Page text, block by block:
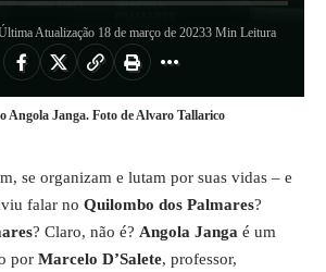
Atualização 18 de março de 20233 Min Leitura
Angola Janga. Foto de Alvaro Tallarico
se organizam e lutam por suas vidas – e
falar no Quilombo dos Palmares?
? Claro, não é? Angola Janga é um
por Marcelo D’Salete, professor,